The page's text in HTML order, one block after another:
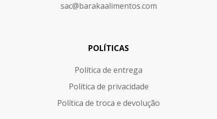
sac@barakaalimentos.com
POLÍTICAS
Política de entrega
Política de privacidade
Política de troca e devolução